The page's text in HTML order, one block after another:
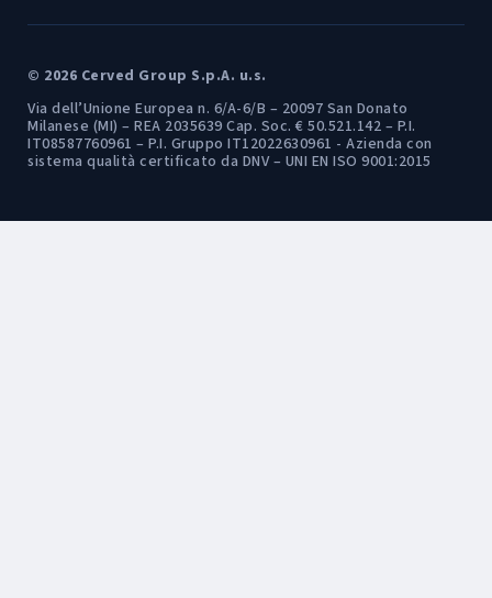
© 2026 Cerved Group S.p.A. u.s.
Via dell’Unione Europea n. 6/A-6/B – 20097 San Donato
Milanese (MI) – REA 2035639 Cap. Soc. € 50.521.142 – P.I.
IT08587760961 – P.I. Gruppo IT12022630961 - Azienda con
sistema qualità certificato da DNV – UNI EN ISO 9001:2015